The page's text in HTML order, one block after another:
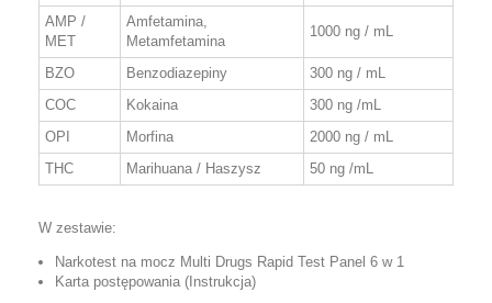
AMP /
MET
Amfetamina,
Metamfetamina
1000 ng / mL
BZO Benzodiazepiny
300 ng / mL
COC
Kokaina
300 ng /mL
OPI
Morfina
2000 ng / mL
THC
Marihuana / Haszysz 50 ng /mL
W zestawie:
Narkotest na mocz Multi Drugs Rapid Test Panel 6 w 1
Karta postępowania (Instrukcja)